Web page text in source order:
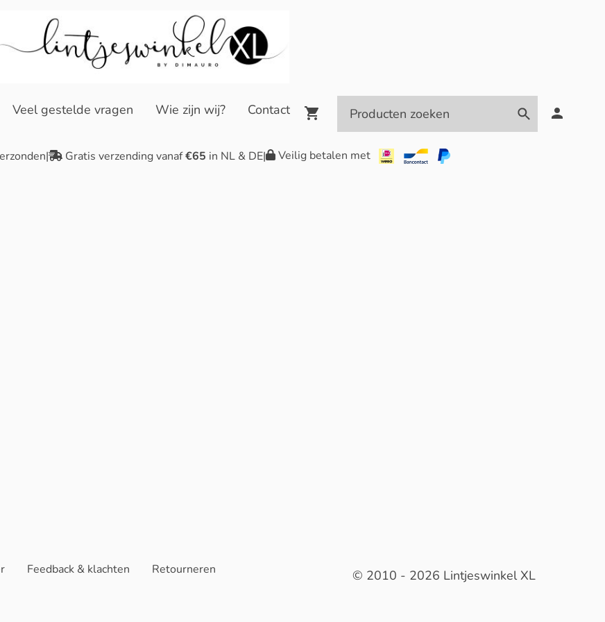
Veel gestelde vragen Wie zijn wij? Contact
| Gratis verzending vanaf€65 in NL & DE| Veilig betalen met
Feedback & klachten
Retourneren
© 2010 - 2026 Lintjeswinkel XL